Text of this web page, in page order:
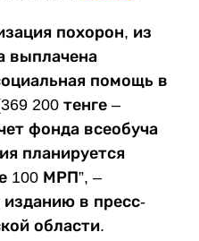
похорон, из
выплачена
помощь в
200 тенге –
фонда всеобуча
планируется
100 МРП”, –
в пресс-
области.